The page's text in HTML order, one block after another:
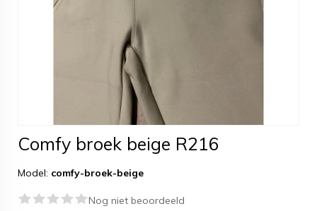
Comfy broek beige R216
Model: comfy-broek-beige
Nog niet beoordeeld